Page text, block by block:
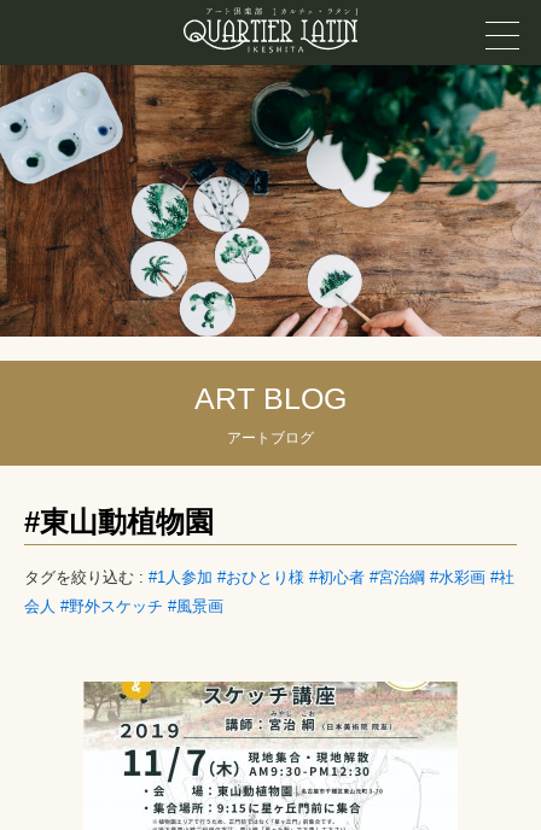
ART BLOG
アートブログ
#東山動植物園
タグを絞り込む : #1人参加 #おひとり様 #初心者 #宮治綱 #水彩画 #社
会人 #野外スケッチ #風景画